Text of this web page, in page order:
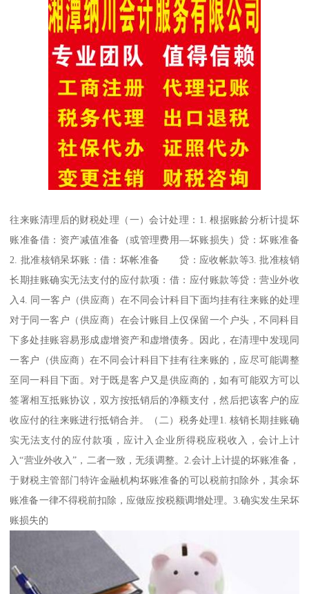
往来账清理后的财税处理（一）会计处理：1. 根据账龄分析计提坏
账准备借：资产减值准备（或管理费用—坏账损失）贷：坏账准备
2. 批准核销呆坏账：借：坏帐准备 贷：应收帐款等3. 批准核销
长期挂账确实无法支付的应付款项：借：应付账款等贷：营业外收
入4. 同一客户（供应商）在不同会计科目下面均挂有往来账的处理
对于同一客户（供应商）在会计账目上仅保留一个户头，不同科目
下多处挂账容易形成虚增资产和虚增债务。因此，在清理中发现同
一客户（供应商）在不同会计科目下挂有往来账的，应尽可能调整
至同一科目下面。对于既是客户又是供应商的，如有可能双方可以
签署相互抵账协议，双方按抵销后的净额支付，然后把该客户的应
收应付的往来账进行抵销合并。（二）税务处理1. 核销长期挂账确
实无法支付的应付款项，应计入企业所得税应税收入，会计上计
入“营业外收入”，二者一致，无须调整。2.会计上计提的坏账准备，
于财税主管部门特许金融机构坏账准备的可以税前扣除外，其余坏
账准备一律不得税前扣除，应做应按税额调增处理。3.确实发生呆坏
账损失的